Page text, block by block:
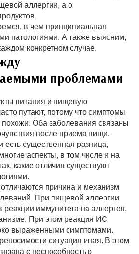
аллергии, а о
в чем принципиальная
патологиями. А также выясним,
конкретном случае.
проблемами
питания и пищевую
путают, потому что симптомы
похожи. Оба заболевания связаны
после приема пищи.
существенная разница,
аспекты, в том числе и на
какие отличия существуют
причина и механизм
При пищевой аллергии
реакции иммунитета на аллерген,
При этом реакция ИС
выраженными симптомами.
ситуация иная. В этом
с неспособностью